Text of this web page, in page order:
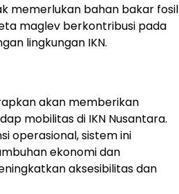
memerlukan bahan bakar fosil
maglev berkontribusi pada
lingkungan IKN.
akan memberikan
mobilitas di IKN Nusantara.
operasional, sistem ini
ekonomi dan
aksesibilitas dan